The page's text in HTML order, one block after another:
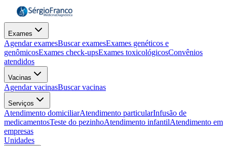
Exames
Agendar examesBuscar examesExames genéticos e
genômicosExames check-upsExames toxicológicosConvênios
atendidos
Vacinas
Agendar vacinasBuscar vacinas
Serviços
Atendimento domiciliarAtendimento particularInfusão de
medicamentosTeste do pezinhoAtendimento infantilAtendimento em
empresas
Unidades